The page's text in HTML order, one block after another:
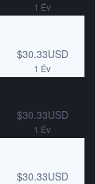
1 Év
$30.33USD
1 Év
$30.33USD
1 Év
$30.33USD